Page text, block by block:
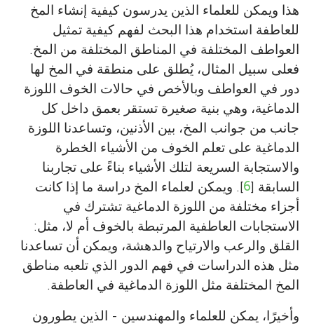
هذا ويمكن للعلماء الذين يدرسون كيفية إنشاء المخ
للعاطفة استخدام هذا البحث لفهم كيفية تمثيل
العواطف المختلفة في المناطق المختلفة من المخ.
فعلى سبيل المثال، يُطلق على منطقة في المخ لها
دور في العواطف وبالأخص في حالات الخوف اللوزة
الدماغية، وهي بنية صغيرة تستقر بعمق داخل كل
جانب من جوانب المخ، بين الأذنين، وتساعدنا اللوزة
الدماغية على تعلم الخوف من الأشياء الخطرة
والاستجابة السريعة لتلك الأشياء بناءً على تجاربنا
السابقة [6]. ويمكن لعلماء المخ دراسة ما إذا كانت
أجزاء مختلفة من اللوزة الدماغية تشترك في
الاستجابات العاطفية المرتبطة بالخوف أم لا، مثل:
القلق والرعب والارتياح والدهشة، ويمكن أن تساعدنا
مثل هذه الدراسات في فهم الدور الذي تلعبه مناطق
المخ المختلفة مثل اللوزة الدماغية في العاطفة.
وأخيرًا، يمكن للعلماء والمهندسين - الذين يطورون